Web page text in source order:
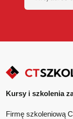
Kursy i szkolenia
Firmę szkoleniową